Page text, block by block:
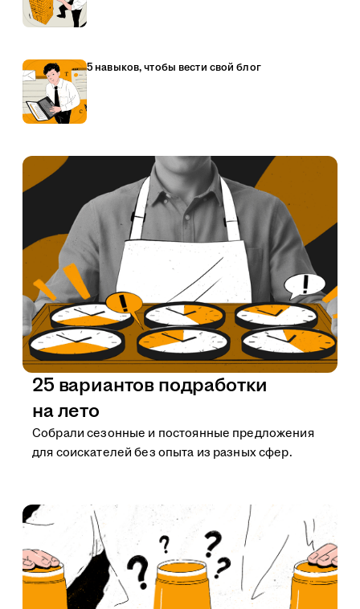
5 навыков, чтобы вести свой блог
25 вариантов подработки
на лето
Собрали сезонные и постоянные предложения
для соискателей без опыта из разных сфер.